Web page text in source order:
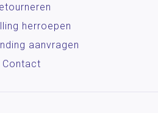
herroepen
aanvragen
Contact